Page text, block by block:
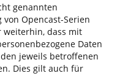
genannten
Opencast-Serien
dass mit
Daten
jeweils betroffenen
Dies gilt auch für